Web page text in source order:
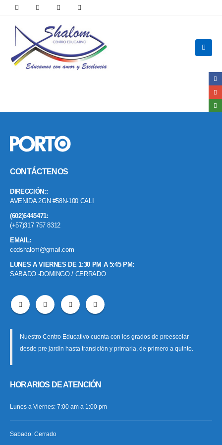
CONTÁCTENOS
DIRECCIÓN::
AVENIDA 2GN #58N-100 CALI
(602)6445471:
(+57)317 757 8312
EMAIL:
cedshalom@gmail.com
LUNES A VIERNES DE 1:30 PM A 5:45 PM:
SABADO -DOMINGO / CERRADO
Nuestro Centro Educativo cuenta con los grados de preescolar
desde pre jardín hasta transición y primaria, de primero a quinto.
HORARIOS DE ATENCIÓN
Lunes a Viernes: 7:00 am a 1:00 pm
Sabado: Cerrado